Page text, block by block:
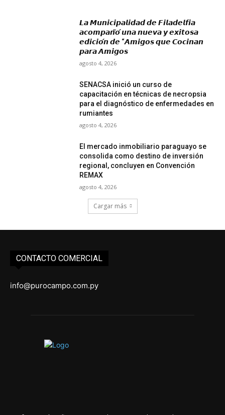
𝙇𝙖 𝙈𝙪𝙣𝙞𝙘𝙞𝙥𝙖𝙡𝙞𝙙𝙖𝙙 𝙙𝙚 𝙁𝙞𝙡𝙖𝙙𝙚𝙡𝙛𝙞𝙖
𝙖𝙘𝙤𝙢𝙥𝙖𝙣̃𝙤́ 𝙪𝙣𝙖 𝙣𝙪𝙚𝙫𝙖 𝙮 𝙚𝙭𝙞𝙩𝙤𝙨𝙖
𝙚𝙙𝙞𝙘𝙞𝙤́𝙣 𝙙𝙚 “𝘼𝙢𝙞𝙜𝙤𝙨 𝙦𝙪𝙚 𝘾𝙤𝙘𝙞𝙣𝙖𝙣
𝙥𝙖𝙧𝙖 𝘼𝙢𝙞𝙜𝙤𝙨
agosto 4, 2026
SENACSA inició un curso de
capacitación en técnicas de necropsia
para el diagnóstico de enfermedades en
rumiantes
agosto 4, 2026
El mercado inmobiliario paraguayo se
consolida como destino de inversión
regional, concluyen en Convención
REMAX
agosto 4, 2026
Cargar más
CONTACTO COMERCIAL
info@purocampo.com.py